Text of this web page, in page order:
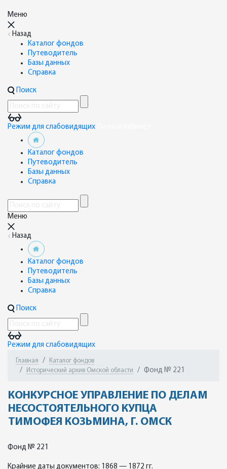
Меню
Назад
Каталог фондов
Путеводитель
Базы данных
Справка
Поиск
Режим для слабовидящих
Каталог фондов
Путеводитель
Базы данных
Справка
Меню
Назад
Каталог фондов
Путеводитель
Базы данных
Справка
Поиск
Режим для слабовидящих
Главная
Каталог фондов
Исторический архив Омской области
Фонд № 221
КОНКУРСНОЕ УПРАВЛЕНИЕ ПО ДЕЛАМ
НЕСОСТОЯТЕЛЬНОГО КУПЦА
ТИМОФЕЯ КОЗЬМИНА, Г. ОМСК
Фонд № 221
Крайние даты документов: 1868 — 1872 гг.